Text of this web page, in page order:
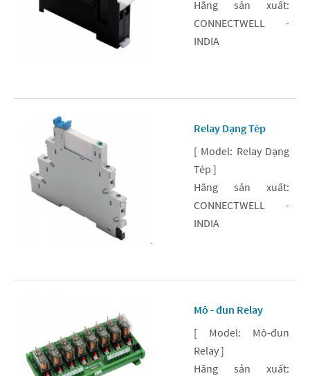
Hãng sản xuất:
CONNECTWELL -
INDIA
Relay Dạng Tép
[ Model: Relay Dạng
Tép ]
Hãng sản xuất:
CONNECTWELL -
INDIA
Mô - đun Relay
[ Model: Mô-đun
Relay ]
Hãng sản xuất: